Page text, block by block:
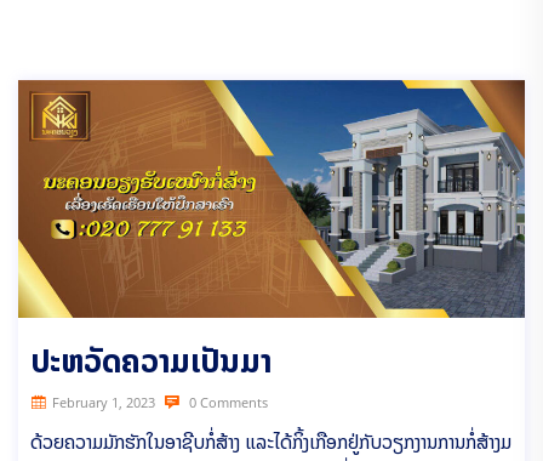
ປະຫວັດຄວາມເປັນມາ
February 1, 2023 0 Comments
ດ້ວຍຄວາມມັກຮັກໃນອາຊີບກໍ່ສ້າງ ແລະໄດ້ກິ້ງເກືອກຢູ່ກັບວຽກງານການກໍ່ສ້າງມ